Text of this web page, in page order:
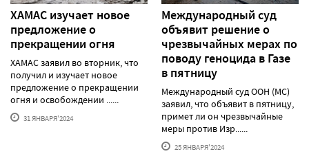
ХАМАС изучает новое
предложение о
прекращении огня
ХАМАС заявил во вторник, что
получил и изучает новое
предложение о прекращении
огня и освобождении ......
31 ЯНВАРЯ'2024
Международный суд
объявит решение о
чрезвычайных мерах по
поводу геноцида в Газе
в пятницу
Международный суд ООН (МС)
заявил, что объявит в пятницу,
примет ли он чрезвычайные
меры против Изр......
25 ЯНВАРЯ'2024